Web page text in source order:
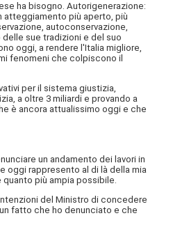
ha bisogno. Autorigenerazione:
atteggiamento più aperto, più
autoconservazione,
sue tradizioni e del suo
oggi, a rendere l'Italia migliore,
fenomeni che colpiscono il
per il sistema giustizia,
a oltre 3 miliardi e provando a
è ancora attualissimo oggi e che
un andamento dei lavori in
rappresento al di là della mia
più ampia possibile.
del Ministro di concedere
fatto che ho denunciato e che